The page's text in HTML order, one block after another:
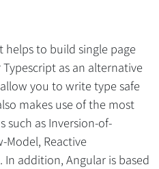
to build single page
as an alternative
you to write type safe
makes use of the most
such as Inversion-of-
Model, Reactive
addition, Angular is based